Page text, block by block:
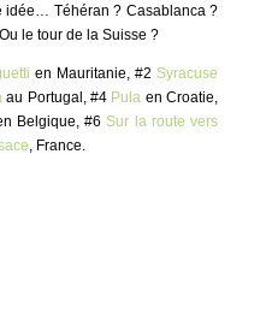
idée… Téhéran ? Casablanca ?
le tour de la Suisse ?
en Mauritanie, #2Syracuse
au Portugal, #4 Pula en Croatie,
Belgique, #6Sur la route vers
, France.